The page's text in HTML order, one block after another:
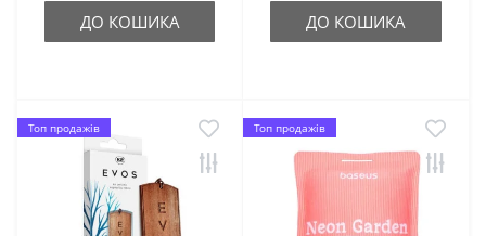
ДО КОШИКА ДО КОШИКА
Топ продажів Топ продажів